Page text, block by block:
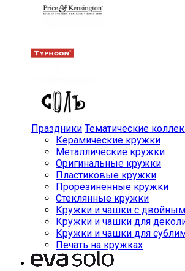
Праздники Тематические
Керамические кружки
Металлические кружки
Оригинальные кружки
Пластиковые кружки
Прорезиненные кружки
Стеклянные кружки
Кружки и чашки с
Кружки и чашки для
Кружки и чашки для
Печать на кружках